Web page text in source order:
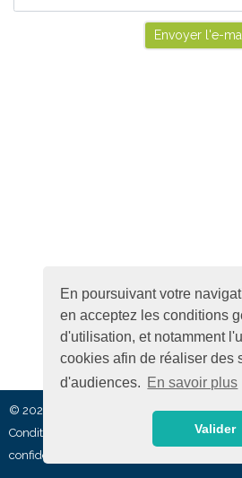
En poursuivant votre
en acceptez les conditions
d'utilisation, et notamment
cookies afin de réaliser des
d'audiences. En savoir plus
Valider
© 2026- auctusvitae.com | Tous droits
Conditions Générales d'Utilisation et de Vente
confidentialité